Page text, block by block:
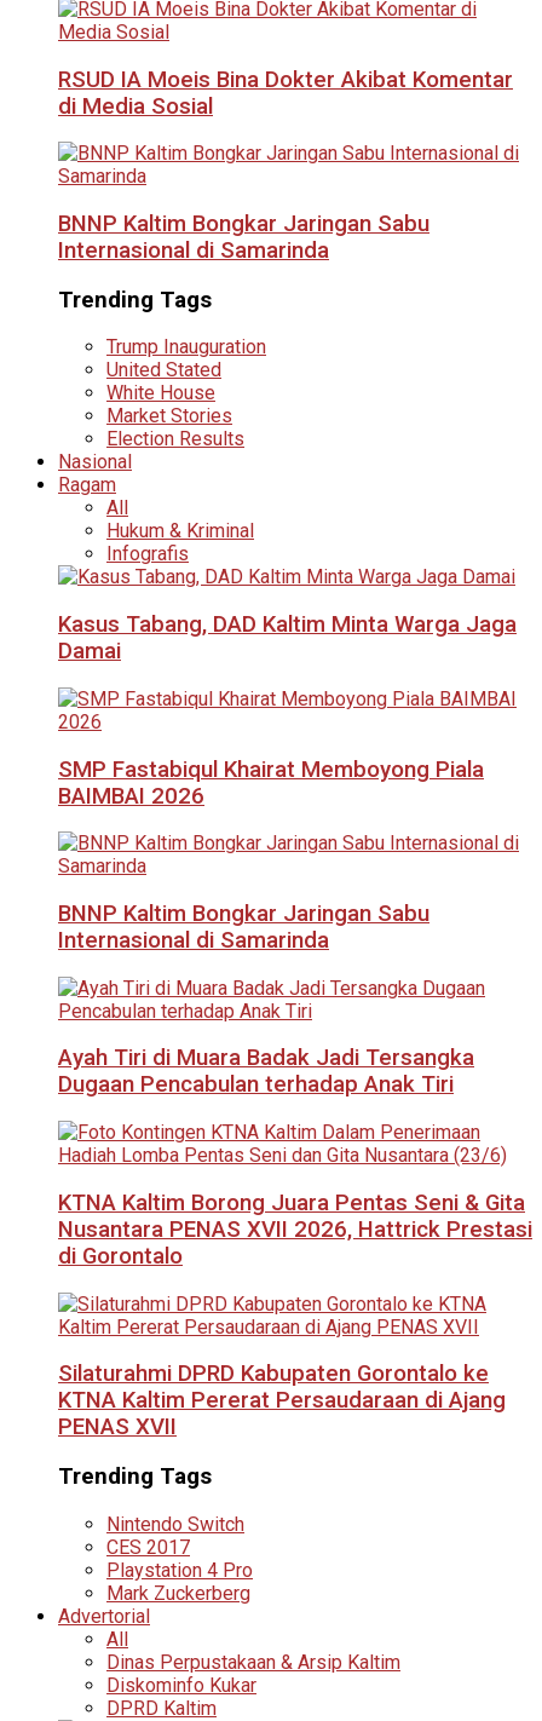
RSUD IA Moeis Bina Dokter Akibat Komentar
di Media Sosial
BNNP Kaltim Bongkar Jaringan Sabu
Internasional di Samarinda
Trending Tags
Trump Inauguration
United Stated
White House
Market Stories
Election Results
Nasional
Ragam
All
Hukum & Kriminal
Infografis
Kasus Tabang, DAD Kaltim Minta Warga Jaga
Damai
SMP Fastabiqul Khairat Memboyong Piala
BAIMBAI 2026
BNNP Kaltim Bongkar Jaringan Sabu
Internasional di Samarinda
Ayah Tiri di Muara Badak Jadi Tersangka
Dugaan Pencabulan terhadap Anak Tiri
KTNA Kaltim Borong Juara Pentas Seni & Gita
Nusantara PENAS XVII 2026, Hattrick Prestasi
di Gorontalo
Silaturahmi DPRD Kabupaten Gorontalo ke
KTNA Kaltim Pererat Persaudaraan di Ajang
PENAS XVII
Trending Tags
Nintendo Switch
CES 2017
Playstation 4 Pro
Mark Zuckerberg
Advertorial
All
Dinas Perpustakaan & Arsip Kaltim
Diskominfo Kukar
DPRD Kaltim